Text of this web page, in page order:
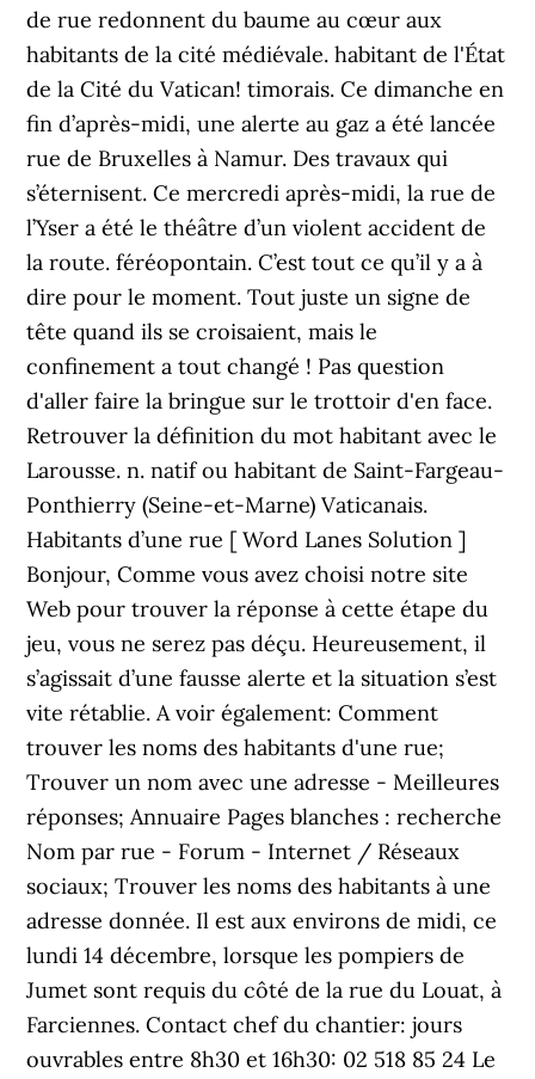
de rue redonnent du baume au cœur aux
habitants de la cité médiévale. habitant de l'État
de la Cité du Vatican! timorais. Ce dimanche en
fin d’après-midi, une alerte au gaz a été lancée
rue de Bruxelles à Namur. Des travaux qui
s’éternisent. Ce mercredi après-midi, la rue de
l’Yser a été le théâtre d’un violent accident de
la route. féréopontain. C’est tout ce qu’il y a à
dire pour le moment. Tout juste un signe de
tête quand ils se croisaient, mais le
confinement a tout changé ! Pas question
d'aller faire la bringue sur le trottoir d'en face.
Retrouver la définition du mot habitant avec le
Larousse. n. natif ou habitant de Saint-Fargeau-
Ponthierry (Seine-et-Marne) Vaticanais.
Habitants d’une rue [ Word Lanes Solution ]
Bonjour, Comme vous avez choisi notre site
Web pour trouver la réponse à cette étape du
jeu, vous ne serez pas déçu. Heureusement, il
s’agissait d’une fausse alerte et la situation s’est
vite rétablie. A voir également: Comment
trouver les noms des habitants d'une rue;
Trouver un nom avec une adresse - Meilleures
réponses; Annuaire Pages blanches : recherche
Nom par rue - Forum - Internet / Réseaux
sociaux; Trouver les noms des habitants à une
adresse donnée. Il est aux environs de midi, ce
lundi 14 décembre, lorsque les pompiers de
Jumet sont requis du côté de la rue du Louat, à
Farciennes. Contact chef du chantier: jours
ouvrables entre 8h30 et 16h30: 02 518 85 24 Le